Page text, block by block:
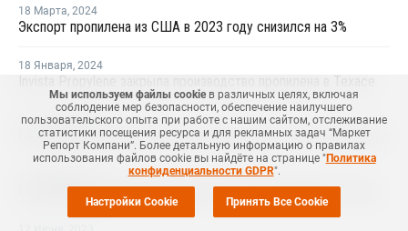
18 Марта, 2024
Экспорт пропилена из США в 2023 году снизился на 3%
18 Января, 2024
04 Сентября,2023
Dow закрыла завод по выпуску пропилена в Техасе на ремонт
Мы используем файлы cookie в различных целях, включая
соблюдение мер безопасности, обеспечение наилучшего
пользовательского опыта при работе с нашим сайтом, отслеживание
статистики посещения ресурса и для рекламных задач “Маркет
Репорт Компани”. Более детальную информацию о правилах
использования файлов cookie вы найдёте на странице "Политика
конфиденциальности GDPR".
Настройки Cookie Принять Все Cookie